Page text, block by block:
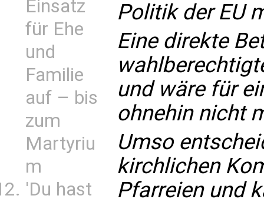
Einsatz
für Ehe
und
Familie
auf – bis
zum
Martyriu
m
'Du hast
Politik der EU
Eine direkte
und wäre für
ohnehin nicht
Umso
kirchlichen
Pfarreien und